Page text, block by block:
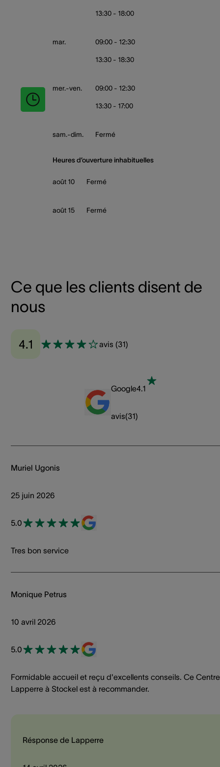
13:30 - 18:00
mar. 09:00 - 12:30
13:30 - 18:30
mer.-ven. 09:00 - 12:30
13:30 - 17:00
sam.-dim. Fermé
Heures d’ouverture inhabituelles
août 10 Fermé
août 15 Fermé
Ce que les clients disent de
nous
4.1 avis (31)
Google4.1
avis(31)
Muriel Ugonis
25 juin 2026
5.0
Tres bon service
Monique Petrus
10 avril 2026
5.0
Formidable accueil et reçu d'excellents conseils. Ce Centre
Lapperre à Stockel est à recommander.
Résponse de Lapperre